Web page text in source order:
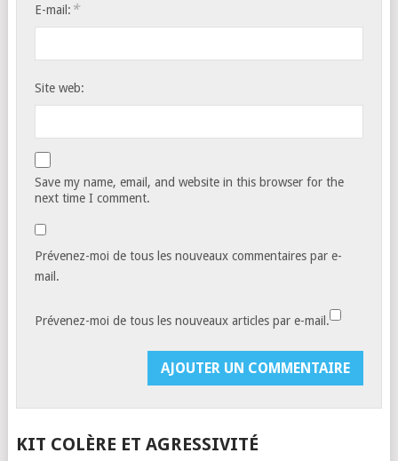
E-mail: *
Site web:
Save my name, email, and website in this browser for the
next time I comment.
Prévenez-moi de tous les nouveaux commentaires par e-
mail.
Prévenez-moi de tous les nouveaux articles par e-mail.
KIT COLÈRE ET AGRESSIVITÉ